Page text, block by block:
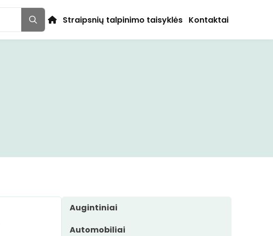
Straipsnių talpinimo taisyklės Kontaktai
Augintiniai
Automobiliai